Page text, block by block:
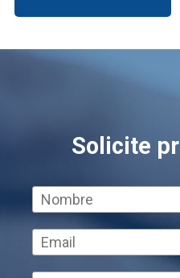
Solicite